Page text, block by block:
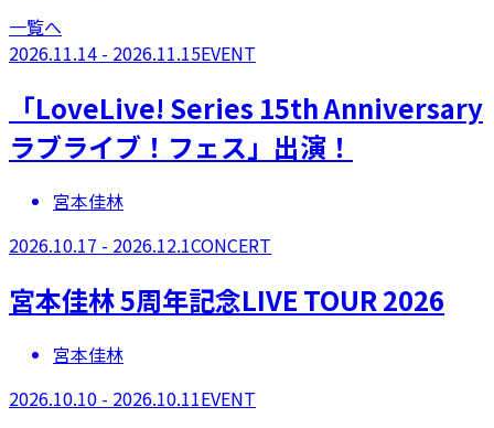
一覧へ
2026.11.14 - 2026.11.15EVENT
「LoveLive! Series 15th Anniversary
ラブライブ！フェス」出演！
宮本佳林
2026.10.17 - 2026.12.1CONCERT
宮本佳林 5周年記念LIVE TOUR 2026
宮本佳林
2026.10.10 - 2026.10.11EVENT